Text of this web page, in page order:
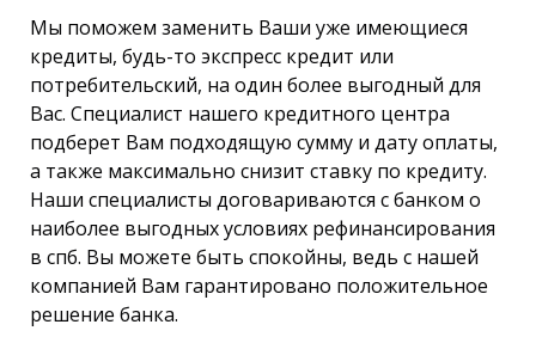
Мы поможем заменить Ваши уже имеющиеся
кредиты, будь-то экспресс кредит или
потребительский, на один более выгодный для
Вас. Специалист нашего кредитного центра
подберет Вам подходящую сумму и дату оплаты,
а также максимально снизит ставку по кредиту.
Наши специалисты договариваются с банком о
наиболее выгодных условиях рефинансирования
в спб. Вы можете быть спокойны, ведь с нашей
компанией Вам гарантировано положительное
решение банка.